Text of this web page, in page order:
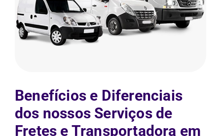
Benefícios e Diferenciais
dos nossos Serviços de
Fretes e Transportadora em